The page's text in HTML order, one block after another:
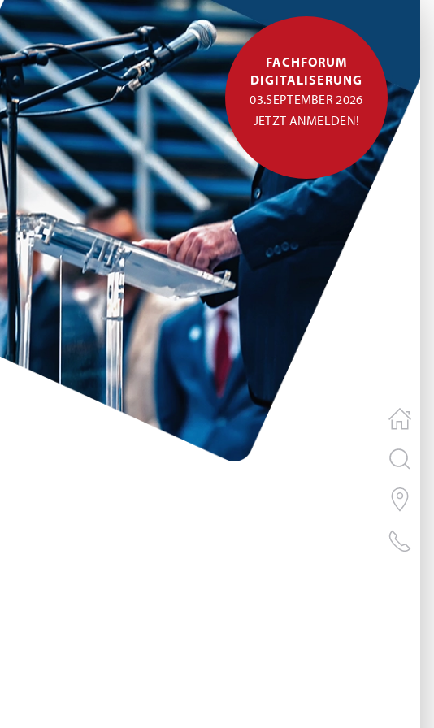
FACHFORUM
DIGITALISERUNG
03.SEPTEMBER 2026
JETZT ANMELDEN!